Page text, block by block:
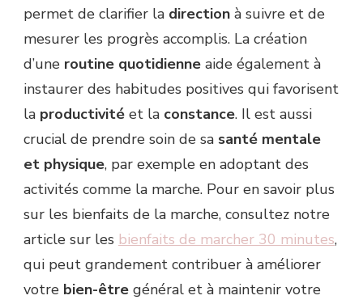
permet de clarifier la direction à suivre et de
mesurer les progrès accomplis. La création
d’une routine quotidienne aide également à
instaurer des habitudes positives qui favorisent
la productivité et la constance. Il est aussi
crucial de prendre soin de sa santé mentale
et physique, par exemple en adoptant des
activités comme la marche. Pour en savoir plus
sur les bienfaits de la marche, consultez notre
article sur les bienfaits de marcher 30 minutes,
qui peut grandement contribuer à améliorer
votre bien-être général et à maintenir votre